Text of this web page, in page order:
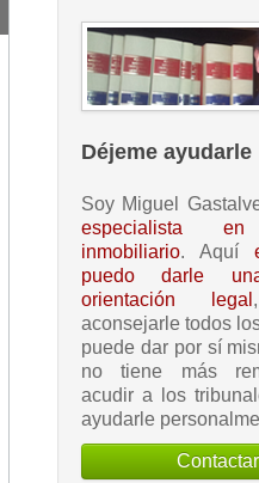
Déjeme ayudarle
Soy Miguel
especialista en
inmobiliario. Aquí
puedo darle
orientación legal
aconsejarle todos
puede dar por sí
no tiene más
acudir a los
ayudarle
Contactar